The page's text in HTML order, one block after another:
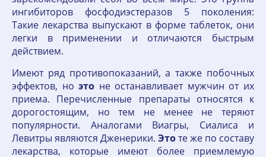
ингибиторов фосфодиэстеразов 5 поколения:
Такие лекарства выпускают в форме таблеток, они
легки в применении и отличаются быстрым
действием.
Имеют ряд противопоказаний, а также побочных
эффектов, ноэто не останавливает мужчин от их
приема. Перечисленные препараты относятся к
дорогостоящим, но тем не менее не теряют
популярности. Аналогами Виагры, Сиалиса и
Левитры являются Дженерики. Этоте же по составу
лекарства, которые имеют более приемлемую